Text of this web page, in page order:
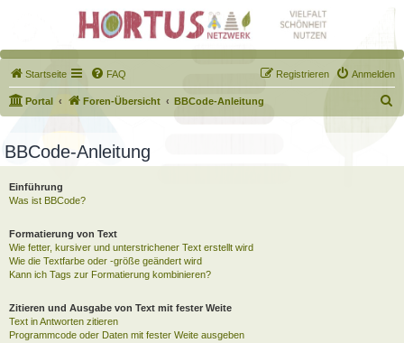
Startseite FAQ Anmelden
Registrieren
Portal Foren-Übersicht BBCode-Anleitung
u
h
BBCode-Anleitung
Einführung
Was ist BBCode?
Formatierung von Text
Wie fetter, kursiver und unterstrichener Text erstellt wird
Wie die Textfarbe oder -größe geändert wird
Kann ich Tags zur Formatierung kombinieren?
Zitieren und Ausgabe von Text mit fester Weite
Text in Antworten zitieren
Programmcode oder Daten mit fester Weite ausgeben